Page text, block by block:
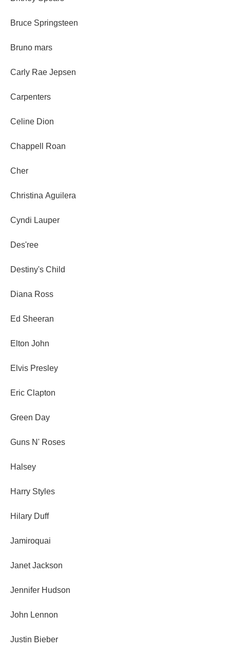
Bruce Springsteen
Bruno mars
Carly Rae Jepsen
Carpenters
Celine Dion
Chappell Roan
Cher
Christina Aguilera
Cyndi Lauper
Des'ree
Destiny's Child
Diana Ross
Ed Sheeran
Elton John
Elvis Presley
Eric Clapton
Green Day
Guns N' Roses
Halsey
Harry Styles
Hilary Duff
Jamiroquai
Janet Jackson
Jennifer Hudson
John Lennon
Justin Bieber